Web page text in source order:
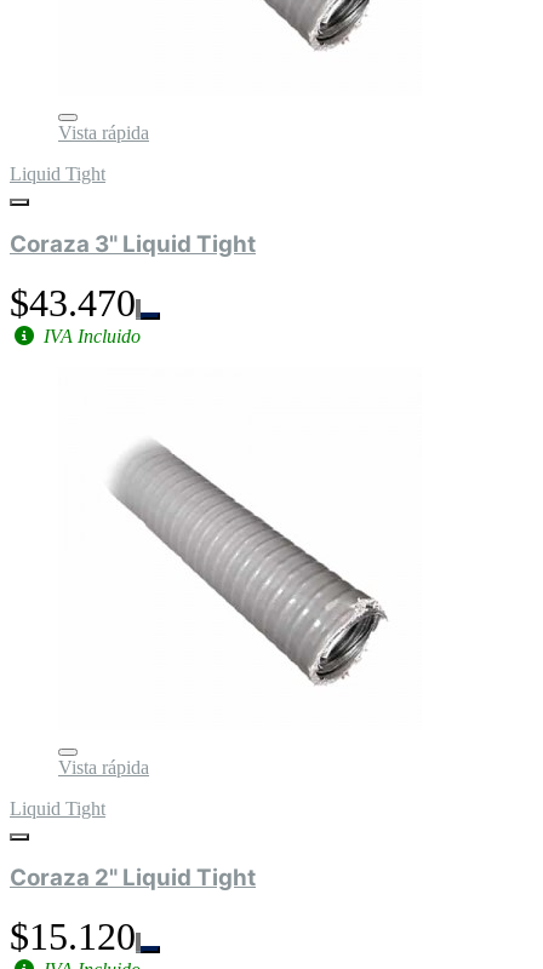
Vista rápida
Liquid Tight
Coraza 3" Liquid Tight
$43.470
IVA Incluido
Vista rápida
Liquid Tight
Coraza 2" Liquid Tight
$15.120